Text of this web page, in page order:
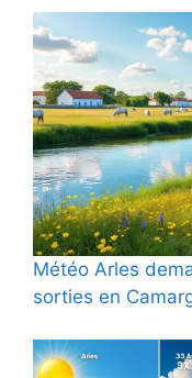
Météo Arles
sorties en